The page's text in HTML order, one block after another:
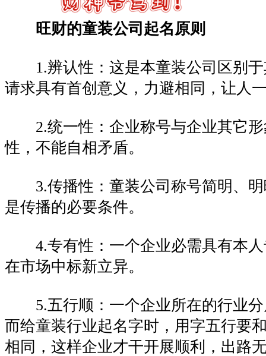
旺财的童装公司起名原则
1.辨认性：这是本童装公司区别于
请求具有首创意义，力避相同，让人
2.统一性：企业称号与企业其它形
性，不能自相矛盾。
3.传播性：童装公司称号简明、明
是传播的必要条件。
4.专有性：一个企业必需具有本人
在市场中标新立异。
5.五行顺：一个企业所在的行业分
而给童装行业起名字时，用字五行要
相同，这样企业才干开展顺利，出路